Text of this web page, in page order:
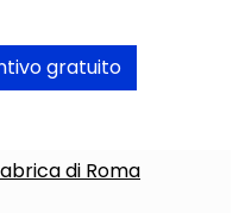
gratuito
di Roma